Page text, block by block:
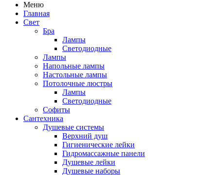
Меню
Главная
Свет
Бра
Лампы
Светодиодные
Лампы
Напольные лампы
Настольные лампы
Потолочные люстры
Лампы
Светодиодные
Софиты
Сантехника
Душевые системы
Верхний душ
Гигиенические лейки
Гидромассажные панели
Душевые лейки
Душевые наборы